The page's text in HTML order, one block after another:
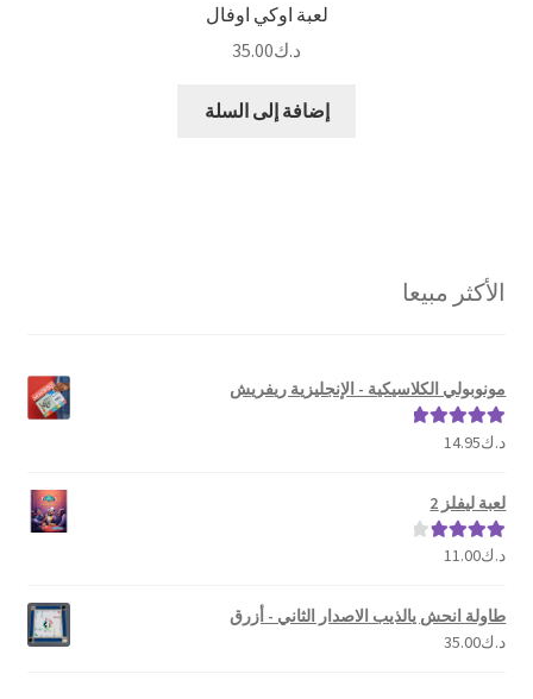
لعبة اوكي اوفال
د.ك35.00
إضافة إلى السلة
الأكثر مبيعا
مونوبولي الكلاسيكية - الإنجليزية ريفريش
تم التقييم
د.ك14.95
لعبة ليفلز 2
تم التقييم
د.ك11.00
طاولة انحش يالذيب الاصدار الثاني - أزرق
د.ك35.00